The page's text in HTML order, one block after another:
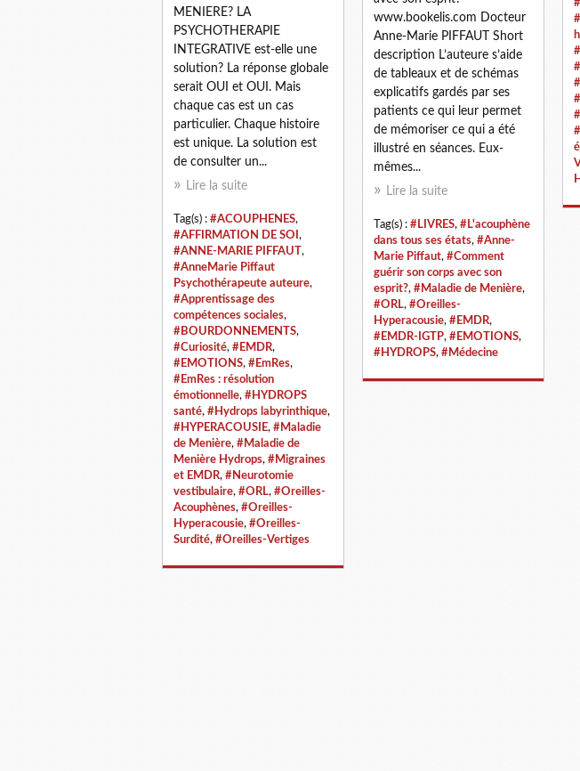
MENIERE? LA
PSYCHOTHERAPIE
INTEGRATIVE est-elle une
solution? La réponse globale
serait OUI et OUI. Mais
chaque cas est un cas
particulier. Chaque histoire
est unique. La solution est
de consulter un...
Lire la suite
Tag(s) : #ACOUPHENES,
#AFFIRMATION DE SOI ,
#ANNE-MARIE PIFFAUT,
#AnneMarie Piffaut
Psychothérapeute auteure,
#Apprentissage des
compétences sociales,
#BOURDONNEMENTS,
#Curiosité, #EMDR,
#EMOTIONS, #EmRes,
#EmRes : résolution
émotionnelle, #HYDROPS
santé, #Hydrops labyrinthique,
#HYPERACOUSIE, #Maladie
de Menière, #Maladie de
Menière Hydrops, #Migraines
et EMDR, #Neurotomie
vestibulaire, #ORL, #Oreilles-
Acouphènes, #Oreilles-
Hyperacousie, #Oreilles-
Surdité, #Oreilles-Vertiges
www.bookelis.com Docteur
Anne-Marie PIFFAUT Short
description L’auteure s’aide
de tableaux et de schémas
explicatifs gardés par ses
patients ce qui leur permet
de mémoriser ce qui a été
illustré en séances. Eux-
mêmes...
Lire la suite
Tag(s) : #LIVRES, #L'acouphène
dans tous ses états, #Anne-
Marie Piffaut, #Comment
guérir son corps avec son
esprit?, #Maladie de Menière,
#ORL, #Oreilles-
Hyperacousie, #EMDR,
#EMDR-IGTP, #EMOTIONS,
#HYDROPS, #Médecine